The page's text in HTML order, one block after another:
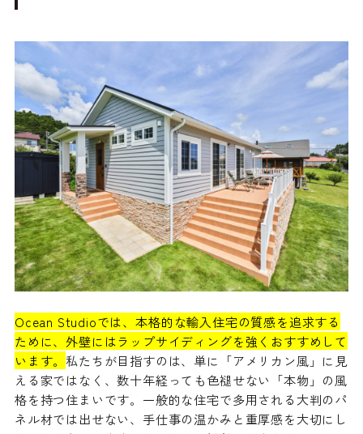
Ocean Studioでは、本格的な輸入住宅の質感を追求する
ために、外壁にはラップサイディングを強くおすすめして
います。私たちが目指すのは、単に「アメリカン風」に見
える家ではなく、数十年経っても色褪せない「本物」の風
格を持つ住まいです。一般的な住宅で多用される大判のパ
ネル材では出せない、手仕事の温かみと重厚感を大切にし